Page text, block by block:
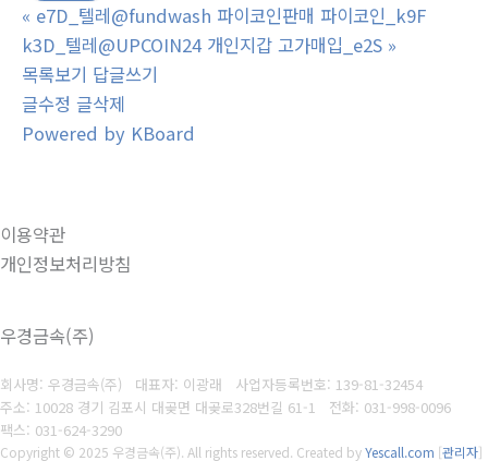
« e7D_텔레@fundwash 파이코인판매 파이코인_k9F
k3D_텔레@UPCOIN24 개인지갑 고가매입_e2S »
목록보기 답글쓰기
글수정 글삭제
Powered by KBoard
이용약관
개인정보처리방침
우경금속(주)
회사명: 우경금속(주) 대표자: 이광래 사업자등록번호: 139-81-32454
주소: 10028 경기 김포시 대곶면 대곶로328번길 61-1 전화: 031-998-0096
팩스: 031-624-3290
Copyright © 2025 우경금속(주). All rights reserved. Created byYescall.com [관리자]